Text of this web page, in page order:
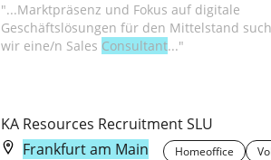
"...Marktpräsenz und Fokus auf digitale
Geschäftslösungen für den Mittelstand
wir eine/n Sales Consultant..."
KA Resources Recruitment SLU
Frankfurt am Main
Homeoffice